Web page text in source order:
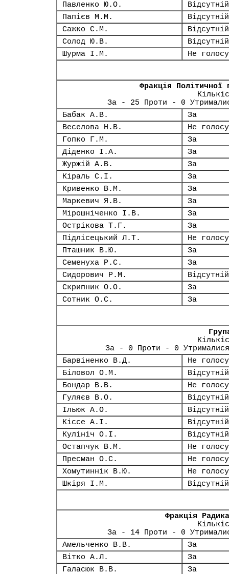
Павленко Ю.О.
Відсутній
Папієв М.М.
Відсутній
Сажко С.М.
Відсутній
Солод Ю.В.
Відсутній
Шурма І.М.
Не
Фракція Політичної
За - 25 Проти - 0
Бабак А.В.
За
Веселова Н.В.
Не
Гопко Г.М.
За
Діденко І.А.
За
Журжій А.В.
За
Кіраль С.І.
За
Кривенко В.М.
За
Маркевич Я.В.
За
Мірошніченко І.В.
За
Острікова Т.Г.
За
Підлісецький Л.Т.
Не
Пташник В.Ю.
За
Семенуха Р.С.
За
Сидорович Р.М.
Відсутній
Скрипник О.О.
За
Сотник О.С.
За
За - 0 Проти - 0
Барвіненко В.Д.
Не
Біловол О.М.
Відсутній
Бондар В.В.
Не
Гуляєв В.О.
Відсутній
Ільюк А.О.
Відсутній
Кіссе А.І.
Відсутній
Кулініч О.І.
Відсутній
Остапчук В.М.
Не
Пресман О.С.
Не
Хомутиннік В.Ю.
Не
Шкіря І.М.
Відсутній
Фракція
За - 14 Проти - 0
Амельченко В.В.
За
Вітко А.Л.
За
Галасюк В.В.
За